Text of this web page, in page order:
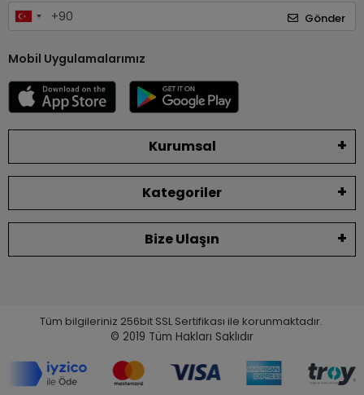
Gönder
Mobil Uygulamalarımız
Kurumsal
Kategoriler
Bize Ulaşın
Tüm bilgileriniz 256bit SSL Sertifikası ile korunmaktadır.
© 2019 Tüm Hakları Saklıdır